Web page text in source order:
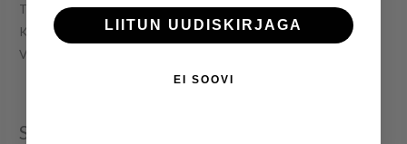
Täpsus: 1 g
Kauss komplektis
Värv: valge
Seotud tooted
LIITUN UUDISKIRJAGA
EI SOOVI